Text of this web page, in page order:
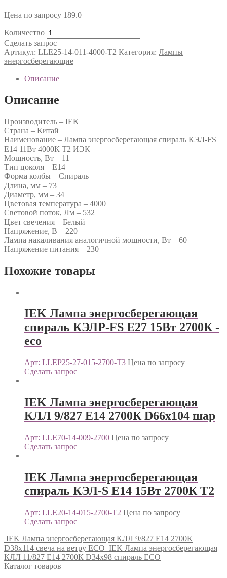
Цена по запросу 189.0
Количество
Сделать запрос
Артикул: LLE25-14-011-4000-T2 Категория: Лампы
энергосберегающие
Описание
Описание
Производитель – IEK
Страна – Китай
Наименование – Лампа энергосберегающая спираль КЭЛ-FS
Е14 11Вт 4000К Т2 ИЭК
Мощность, Вт – 11
Тип цоколя – E14
Форма колбы – Спираль
Длина, мм – 73
Диаметр, мм – 34
Цветовая температура – 4000
Световой поток, Лм – 532
Цвет свечения – Белый
Напряжение, В – 220
Лампа накаливания аналогичной мощности, Вт – 60
Напряжение питания – 230
Похожие товары
IEK Лампа энергосберегающая
спираль КЭЛP-FS Е27 15Вт 2700К -
eco
Арт: LLEP25-27-015-2700-T3 Цена по запросу
Сделать запрос
IEK Лампа энергосберегающая
КЛЛ 9/827 Е14 2700К D66х104 шар
Арт: LLE70-14-009-2700 Цена по запросу
Сделать запрос
IEK Лампа энергосберегающая
спираль КЭЛ-S Е14 15Вт 2700К Т2
Арт: LLE20-14-015-2700-T2 Цена по запросу
Сделать запрос
IEK Лампа энергосберегающая КЛЛ 9/827 Е14 2700К
D38х114 свеча на ветру ЕСО IEK Лампа энергосберегающая
КЛЛ 11/827 Е14 2700К D34х98 спираль ЕСО
Каталог товаров